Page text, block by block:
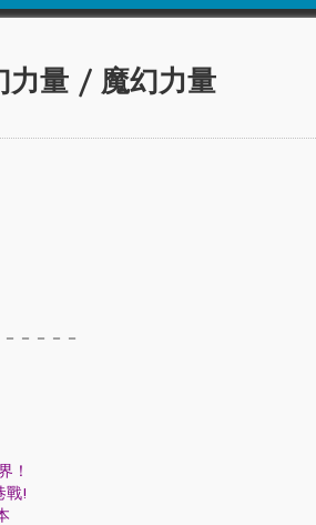
力量 / 魔幻力量
－－－－
！
戰!